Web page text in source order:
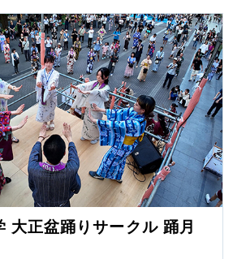
正盆踊りサークル 踊月